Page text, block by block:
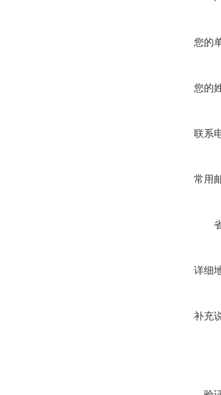
您的
您的
联系
常用
详细
补充